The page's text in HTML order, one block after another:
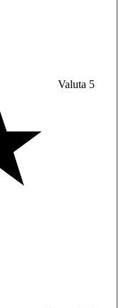
Valuta 5